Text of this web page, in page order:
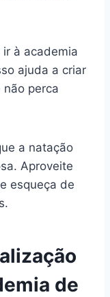
ir à academia
ajuda a criar
perca
a natação
Aproveite
esqueça de
de